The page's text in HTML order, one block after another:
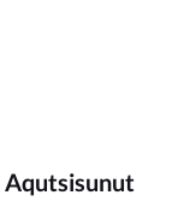
Aqutsisunut